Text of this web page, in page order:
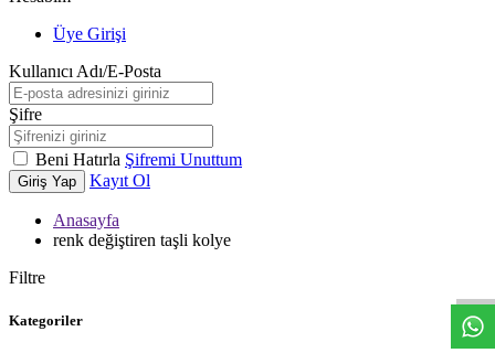
Üye Girişi
Kullanıcı Adı/E-Posta
Şifre
Beni Hatırla Şifremi Unuttum
Giriş Yap Kayıt Ol
Anasayfa
renk değiştiren taşli kolye
Filtre
Kategoriler